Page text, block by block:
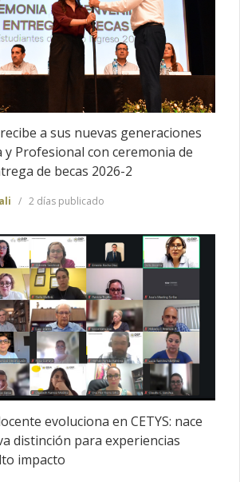
a sus nuevas generaciones
Profesional con ceremonia de
de becas 2026-2
2 días publicado
evoluciona en CETYS: nace
distinción para experiencias
impacto